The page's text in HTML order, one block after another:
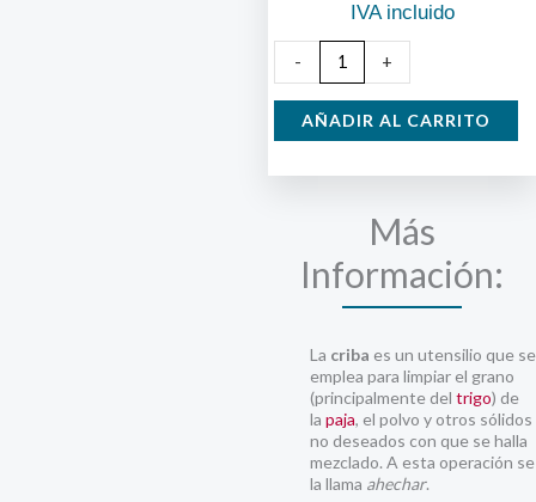
IVA incluido
-
cantidad
+
AÑADIR AL CARRITO
Más
Información:
La criba es un utensilio que se
emplea para limpiar el grano
(principalmente del trigo) de
la paja, el polvo y otros sólidos
no deseados con que se halla
mezclado. A esta operación se
la llama ahechar.